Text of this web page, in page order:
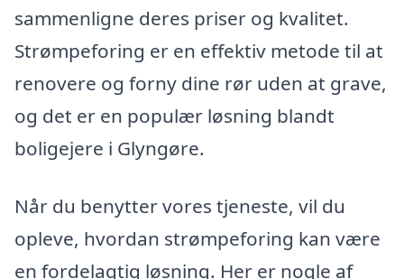
sammenligne deres priser og kvalitet.
Strømpeforing er en effektiv metode til at
renovere og forny dine rør uden at grave,
og det er en populær løsning blandt
boligejere i Glyngøre.
Når du benytter vores tjeneste, vil du
opleve, hvordan strømpeforing kan være
en fordelagtig løsning. Her er nogle af